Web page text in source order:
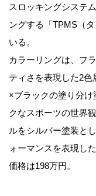
スロッキングシステ
ングする「TPMS（
いる。
カラーリングは、フ
ティさを表現した2
×ブラックの塗り分
クなスポーツの世界
ルをシルバー塗装と
ォーマンスを表現した
価格は198万円。